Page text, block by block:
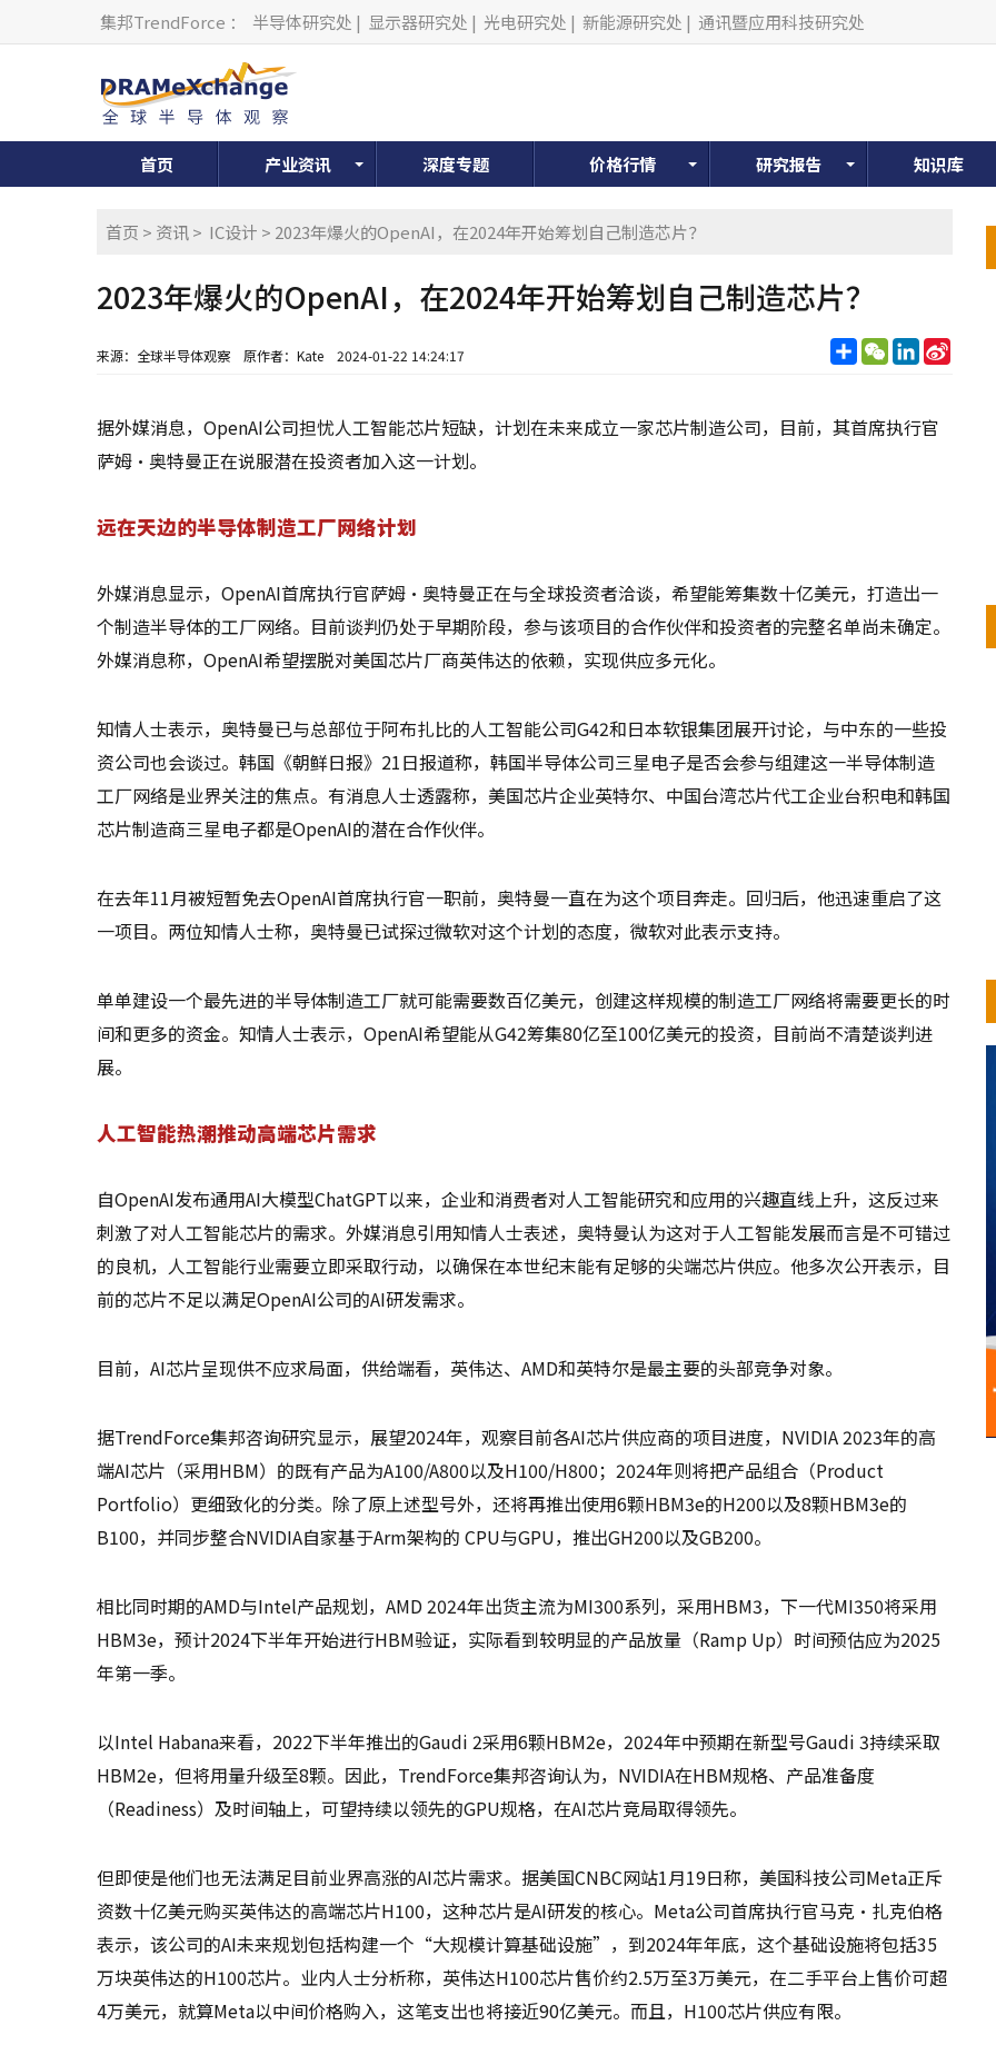
集邦TrendForce ： 半导体研究处 | 显示器研究处 | 光电研究处 | 新能源研究处 | 通讯暨应用科技研究处
首页 产业资讯 深度专题 价格行情 研究报告 知识库
首页 > 资讯> IC设计 > 2023年爆火的OpenAI，在2024年开始筹划自己制造芯片？
2023年爆火的OpenAI，在2024年开始筹划自己制造芯片？
来源：全球半导体观察 原作者：Kate 2024-01-22 14:24:17 分
享
WeChatLinkedIn
Sina
据外媒消息，OpenAI公司担忧人工智能芯片短缺，计划在未来成立一家芯片制造公司，目前，其首席执行官
萨姆·奥特曼正在说服潜在投资者加入这一计划。
远在天边的半导体制造工厂网络计划
外媒消息显示，OpenAI首席执行官萨姆·奥特曼正在与全球投资者洽谈，希望能筹集数十亿美元，打造出一
个制造半导体的工厂网络。目前谈判仍处于早期阶段，参与该项目的合作伙伴和投资者的完整名单尚未确定。
外媒消息称，OpenAI希望摆脱对美国芯片厂商英伟达的依赖，实现供应多元化。
知情人士表示，奥特曼已与总部位于阿布扎比的人工智能公司G42和日本软银集团展开讨论，与中东的一些投
资公司也会谈过。韩国《朝鲜日报》21日报道称，韩国半导体公司三星电子是否会参与组建这一半导体制造
工厂网络是业界关注的焦点。有消息人士透露称，美国芯片企业英特尔、中国台湾芯片代工企业台积电和韩国
芯片制造商三星电子都是OpenAI的潜在合作伙伴。
在去年11月被短暂免去OpenAI首席执行官一职前，奥特曼一直在为这个项目奔走。回归后，他迅速重启了这
一项目。两位知情人士称，奥特曼已试探过微软对这个计划的态度，微软对此表示支持。
单单建设一个最先进的半导体制造工厂就可能需要数百亿美元，创建这样规模的制造工厂网络将需要更长的时
间和更多的资金。知情人士表示，OpenAI希望能从G42筹集80亿至100亿美元的投资，目前尚不清楚谈判进
展。
人工智能热潮推动高端芯片需求
自OpenAI发布通用AI大模型ChatGPT以来，企业和消费者对人工智能研究和应用的兴趣直线上升，这反过来
刺激了对人工智能芯片的需求。外媒消息引用知情人士表述，奥特曼认为这对于人工智能发展而言是不可错过
的良机，人工智能行业需要立即采取行动，以确保在本世纪末能有足够的尖端芯片供应。他多次公开表示，目
前的芯片不足以满足OpenAI公司的AI研发需求。
目前，AI芯片呈现供不应求局面，供给端看，英伟达、AMD和英特尔是最主要的头部竞争对象。
据TrendForce集邦咨询研究显示，展望2024年，观察目前各AI芯片供应商的项目进度，NVIDIA 2023年的高
端AI芯片（采用HBM）的既有产品为A100/A800以及H100/H800；2024年则将把产品组合（Product
Portfolio）更细致化的分类。除了原上述型号外，还将再推出使用6颗HBM3e的H200以及8颗HBM3e的
B100，并同步整合NVIDIA自家基于Arm架构的 CPU与GPU，推出GH200以及GB200。
相比同时期的AMD与Intel产品规划，AMD 2024年出货主流为MI300系列，采用HBM3，下一代MI350将采用
HBM3e，预计2024下半年开始进行HBM验证，实际看到较明显的产品放量（Ramp Up）时间预估应为2025
年第一季。
以Intel Habana来看，2022下半年推出的Gaudi 2采用6颗HBM2e，2024年中预期在新型号Gaudi 3持续采取
HBM2e，但将用量升级至8颗。因此，TrendForce集邦咨询认为，NVIDIA在HBM规格、产品准备度
（Readiness）及时间轴上，可望持续以领先的GPU规格，在AI芯片竞局取得领先。
但即使是他们也无法满足目前业界高涨的AI芯片需求。据美国CNBC网站1月19日称，美国科技公司Meta正斥
资数十亿美元购买英伟达的高端芯片H100，这种芯片是AI研发的核心。Meta公司首席执行官马克·扎克伯格
表示，该公司的AI未来规划包括构建一个“大规模计算基础设施”，到2024年年底，这个基础设施将包括35
万块英伟达的H100芯片。业内人士分析称，英伟达H100芯片售价约2.5万至3万美元，在二手平台上售价可超
4万美元，就算Meta以中间价格购入，这笔支出也将接近90亿美元。而且，H100芯片供应有限。